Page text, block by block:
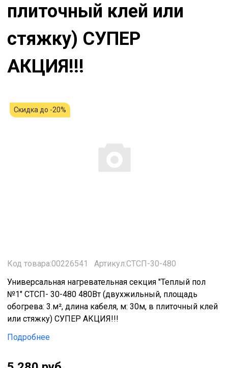
плиточный клей или
стяжку) СУПЕР
АКЦИЯ!!!
Скидка до -20%
Код товара:00226541
Артикул:СТСП-30-480
Универсальная нагревательная секция "Теплый пол
№1" СТСП- 30-480 480Вт (двухжильный, площадь
обогрева: 3.м², длина кабеля, м: 30м, в плиточный клей
или стяжку) СУПЕР АКЦИЯ!!!
Подробнее